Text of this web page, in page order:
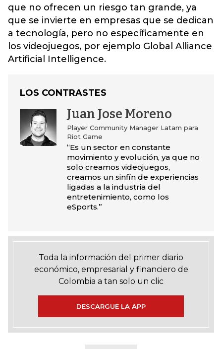
que no ofrecen un riesgo tan grande, ya
que se invierte en empresas que se dedican
a tecnología, pero no específicamente en
los videojuegos, por ejemplo Global Alliance
Artificial Intelligence.
LOS CONTRASTES
Juan Jose Moreno
Player Community Manager Latam para
Riot Game
“Es un sector en constante
movimiento y evolución, ya que no
solo creamos videojuegos,
creamos un sinfín de experiencias
ligadas a la industria del
entretenimiento, como los
eSports.”
Toda la información del primer diario
económico, empresarial y financiero de
Colombia a tan solo un clic
DESCARGUE LA APP